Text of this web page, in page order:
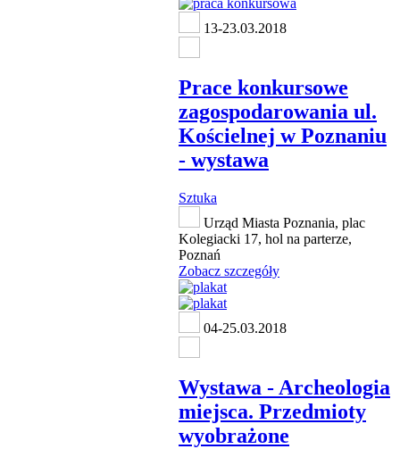
13-23.03.2018
Prace konkursowe
zagospodarowania ul.
Kościelnej w Poznaniu
- wystawa
Sztuka
Urząd Miasta Poznania, plac
Kolegiacki 17, hol na parterze,
Poznań
Zobacz szczegóły
04-25.03.2018
Wystawa - Archeologia
miejsca. Przedmioty
wyobrażone